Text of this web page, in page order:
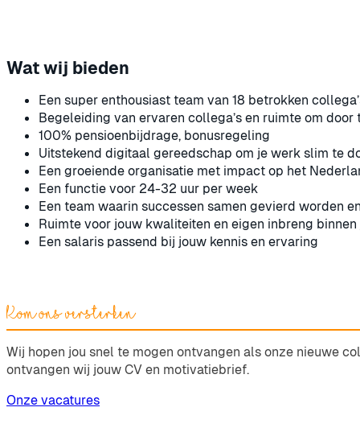
Wat wij bieden
Een super enthousiast team van 18 betrokken
Begeleiding van ervaren collega’s en ruimte om door
100% pensioenbijdrage, bonusregeling
Uitstekend digitaal gereedschap om je werk slim te
Een groeiende organisatie met impact op het
Een functie voor 24-32 uur per week
Een team waarin successen samen gevierd worden
Ruimte voor jouw kwaliteiten en eigen inbreng
Een salaris passend bij jouw kennis en ervaring
Kom ons versterken
Wij hopen jou snel te mogen ontvangen als onze nieuwe
ontvangen wij jouw CV en motivatiebrief.
Onze vacatures